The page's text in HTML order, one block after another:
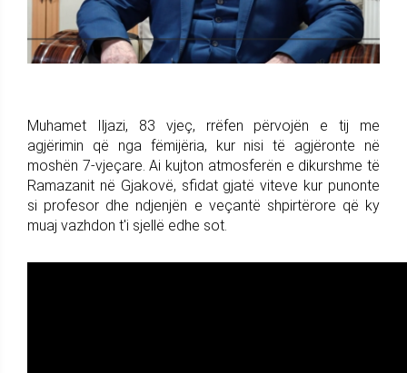
Muhamet Iljazi, 83 vjeç, rrëfen përvojën e tij me
agjërimin që nga fëmijëria, kur nisi të agjëronte në
moshën 7-vjeçare. Ai kujton atmosferën e dikurshme të
Ramazanit në Gjakovë, sfidat gjatë viteve kur punonte
si profesor dhe ndjenjën e veçantë shpirtërore që ky
muaj vazhdon t'i sjellë edhe sot.